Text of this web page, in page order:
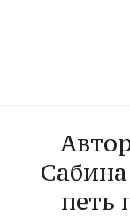
петь